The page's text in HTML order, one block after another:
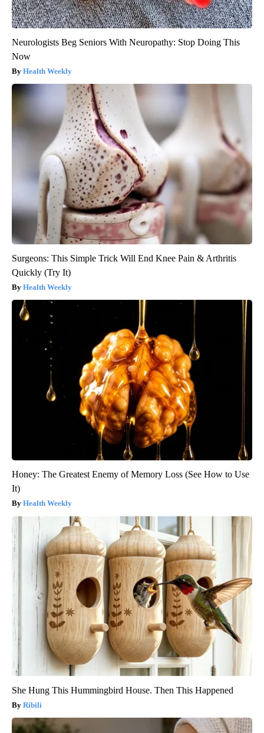
Neurologists Beg Seniors With Neuropathy: Stop Doing This
Now
Health Weekly
Surgeons: This Simple Trick Will End Knee Pain & Arthritis
Quickly (Try It)
Health Weekly
Honey: The Greatest Enemy of Memory Loss (See How to Use
It)
Health Weekly
She Hung This Hummingbird House. Then This Happened
Ribili